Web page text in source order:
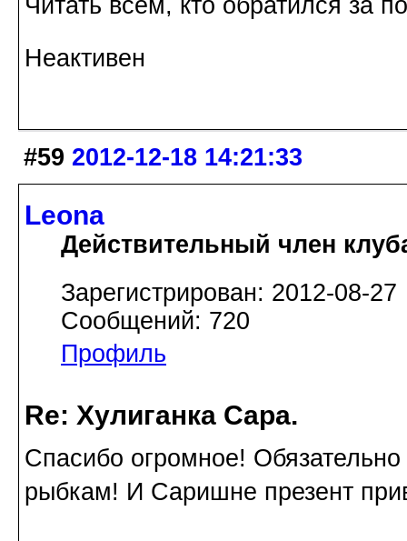
Неактивен
#59 2012-12-18 14:21:33
Leona
Действительный член
Зарегистрирован: 2012-08-27
Сообщений: 720
Профиль
Re: Хулиганка Сара.
Спасибо огромное!
рыбкам! И Саришне презент